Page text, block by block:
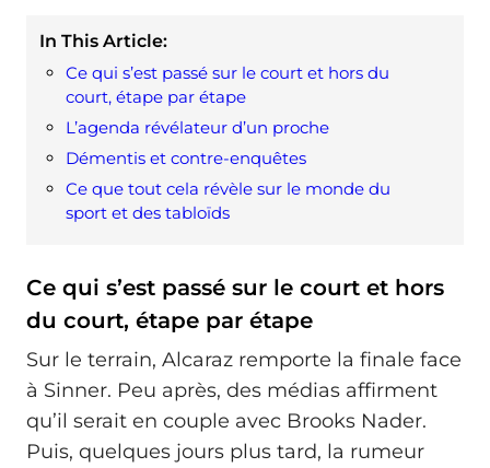
In This Article:
Ce qui s’est passé sur le court et hors du
court, étape par étape
L’agenda révélateur d’un proche
Démentis et contre-enquêtes
Ce que tout cela révèle sur le monde du
sport et des tabloïds
Ce qui s’est passé sur le court et hors
du court, étape par étape
Sur le terrain, Alcaraz remporte la finale face
à Sinner. Peu après, des médias affirment
qu’il serait en couple avec Brooks Nader.
Puis, quelques jours plus tard, la rumeur